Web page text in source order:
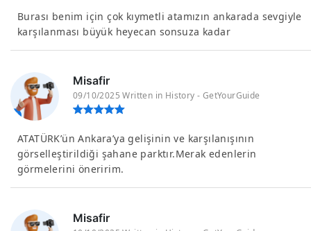
Burası benim için çok kıymetli atamızın ankarada sevgiyle
karşılanması büyük heyecan sonsuza kadar
Misafir
09/10/2025 Written in History - GetYourGuide
ATATÜRK’ün Ankara’ya gelişinin ve karşılanışının
görselleştirildiği şahane parktır.Merak edenlerin
görmelerini öneririm.
Misafir